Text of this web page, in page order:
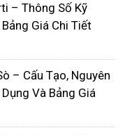
– Thông Số Kỹ
Giá Chi Tiết
– Cấu Tạo, Nguyên
Và Bảng Giá